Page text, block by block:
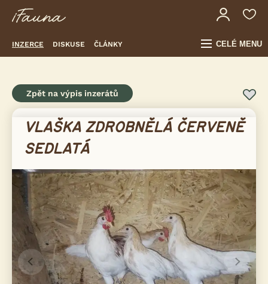
INZERCE DISKUSE ČLÁNKY CELÉ MENU
Zpět na výpis inzerátů
VLAŠKA ZDROBNĚLÁ ČERVENĚ
SEDLATÁ